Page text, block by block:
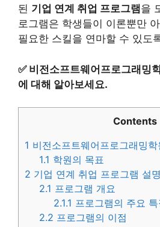
된 기업 연계 취업 프로그램을
로그램은 학생들이 이론뿐만
필요한 스킬을 연마할 수 있도
✅ 비전소프트웨어프로그래밍
에 대해 알아보세요.
Contents
1 비전소프트웨어프로그래밍학
1.1 학원의 목표
2 기업 연계 취업 프로그램 설명
2.1 프로그램 개요
2.1.1 프로그램의 주요 특
2.2 프로그램의 이점